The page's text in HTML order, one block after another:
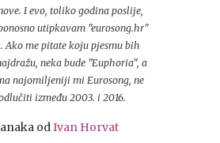
I evo, toliko godina poslije,
utipkavam "eurosong.hr"
Ako me pitate koju pjesmu bih
neka bude "Euphoria", a
najomiljeniji mi Eurosong, ne
između 2003. i 2016.
odIvan Horvat